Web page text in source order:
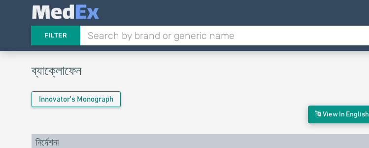
FILTER
ব্যাক্লোফেন
Innovator's Monograph
View In English
নির্দেশনা